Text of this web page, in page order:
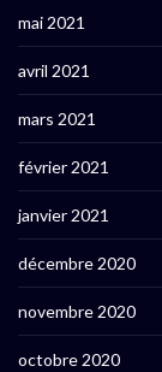
mai 2021
avril 2021
mars 2021
février 2021
janvier 2021
décembre 2020
novembre 2020
octobre 2020